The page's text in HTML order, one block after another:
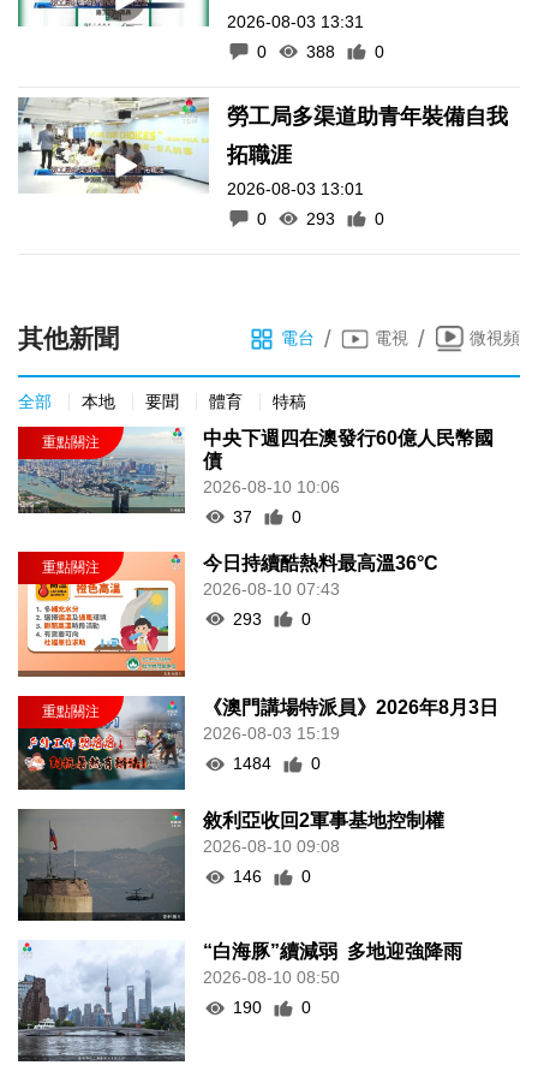
2026-08-03 13:31
0
388 0
勞工局多渠道助青年裝備自我
拓職涯
2026-08-03 13:01
0
293 0
其他新聞 電台 / 電視 / 微視頻
全部 本地 要聞 體育 特稿
中央下週四在澳發行60億人民幣國
債
2026-08-10 10:06
37
0
今日持續酷熱料最高溫36°C
2026-08-10 07:43
293
0
《澳門講場特派員》2026年8月3日
2026-08-03 15:19
1484
0
敘利亞收回2軍事基地控制權
2026-08-10 09:08
146
0
“白海豚”續減弱 多地迎強降雨
2026-08-10 08:50
190
0